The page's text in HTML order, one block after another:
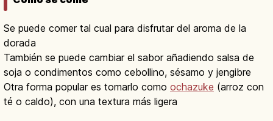
Se puede comer tal cual para disfrutar del aroma de la
dorada
También se puede cambiar el sabor añadiendo salsa de
soja o condimentos como cebollino, sésamo y jengibre
Otra forma popular es tomarlo como ochazuke (arroz con
té o caldo), con una textura más ligera